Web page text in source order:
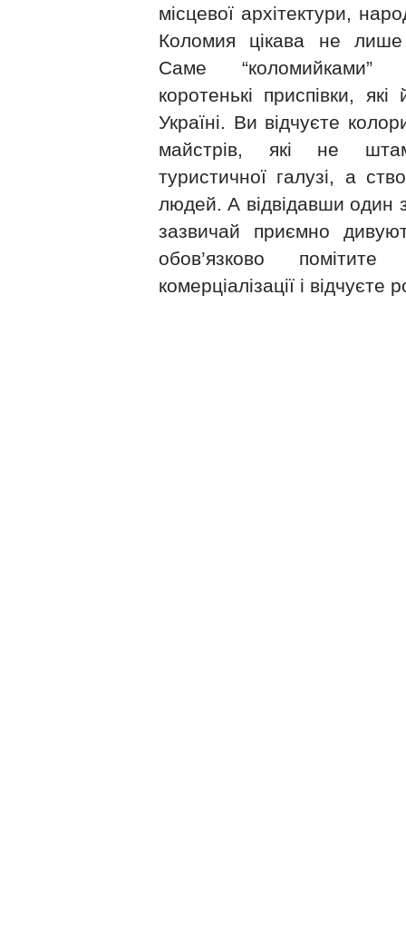
місцевої архітектури,
Коломия цікава не лише
Саме “коломийками”
коротенькі приспівки,
Україні. Ви відчуєте
майстрів, які не
туристичної галузі, а
людей. А відвідавши один
зазвичай приємно
обов’язково помітите
комерціалізації і